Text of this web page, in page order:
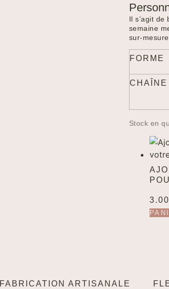
Il s’agit de
semaine
sur-
FORME
CHAÎNE
Stock en
3.00
FABRICATION ARTISANALE